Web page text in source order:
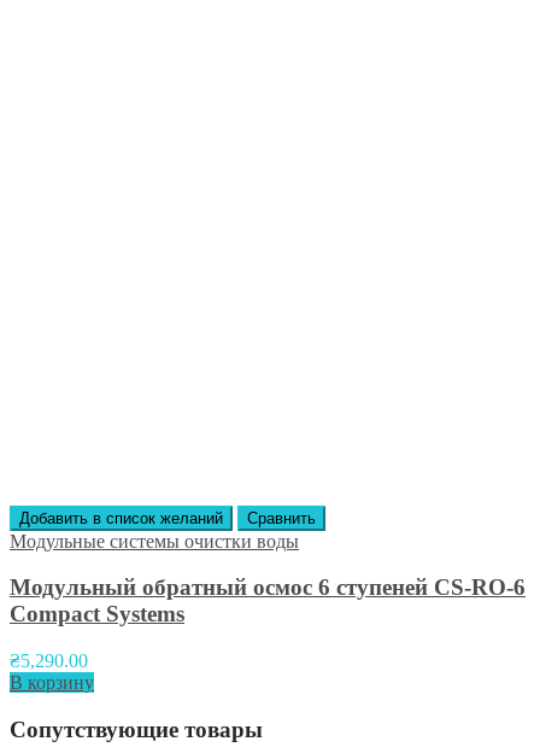
Добавить в список желаний Сравнить
Модульные системы очистки воды
Модульный обратный осмос 6 ступеней CS-RO-6
Compact Systems
₴5,290.00
В корзину
Сопутствующие товары